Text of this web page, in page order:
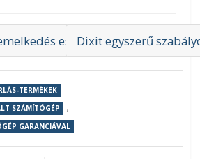
esetén is ajánlott az
Dixit egyszerű
TERMÉKEK
SZÁMÍTÓGÉP ,
GARANCIÁVAL